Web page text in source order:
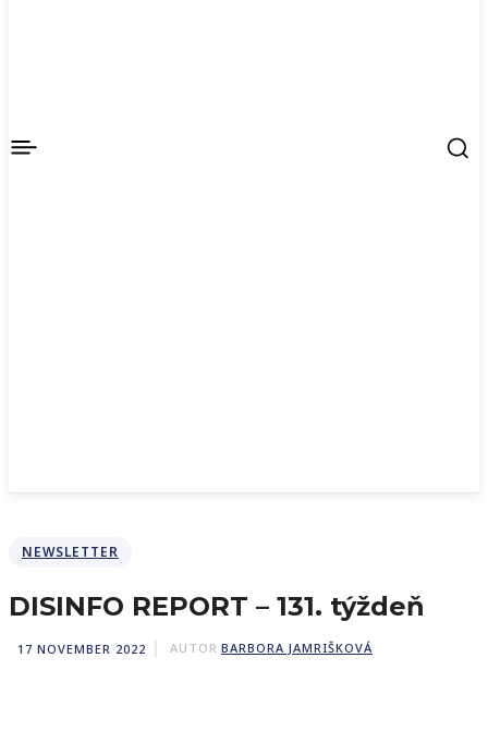
NEWSLETTER
DISINFO REPORT – 131. týždeň
17 NOVEMBER 2022 AUTOR BARBORA JAMRIŠKOVÁ